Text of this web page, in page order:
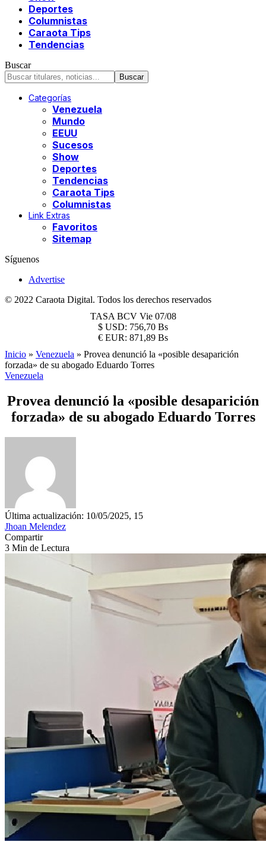
Deportes
Columnistas
Caraota Tips
Tendencias
Buscar
Categorías
Venezuela
Mundo
EEUU
Sucesos
Show
Deportes
Tendencias
Caraota Tips
Columnistas
Link Extras
Favoritos
Sitemap
Síguenos
Advertise
© 2022 Caraota Digital. Todos los derechos reservados
TASA BCV Vie 07/08
$ USD: 756,70 Bs
€ EUR: 871,89 Bs
Inicio » Venezuela » Provea denunció la «posible desaparición
forzada» de su abogado Eduardo Torres
Venezuela
Provea denunció la «posible desaparición
forzada» de su abogado Eduardo Torres
Última actualización: 10/05/2025, 15
Jhoan Melendez
Compartir
3 Min de Lectura